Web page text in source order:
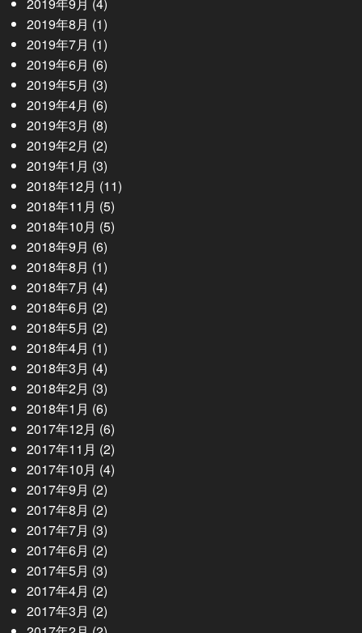
2019年8月 (1)
2019年7月 (1)
2019年6月 (6)
2019年5月 (3)
2019年4月 (6)
2019年3月 (8)
2019年2月 (2)
2019年1月 (3)
2018年12月 (11)
2018年11月 (5)
2018年10月 (5)
2018年9月 (6)
2018年8月 (1)
2018年7月 (4)
2018年6月 (2)
2018年5月 (2)
2018年4月 (1)
2018年3月 (4)
2018年2月 (3)
2018年1月 (6)
2017年12月 (6)
2017年11月 (2)
2017年10月 (4)
2017年9月 (2)
2017年8月 (2)
2017年7月 (3)
2017年6月 (2)
2017年5月 (3)
2017年4月 (2)
2017年3月 (2)